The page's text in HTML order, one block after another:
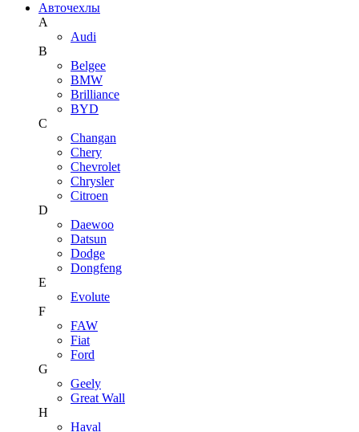
Авточехлы
A
Audi
B
Belgee
BMW
Brilliance
BYD
C
Changan
Chery
Chevrolet
Chrysler
Citroen
D
Daewoo
Datsun
Dodge
Dongfeng
E
Evolute
F
FAW
Fiat
Ford
G
Geely
Great Wall
H
Haval